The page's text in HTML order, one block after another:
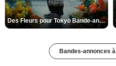
Des Fleurs pour Tokyo Bande-annonce VO STFR
Bandes-annonces